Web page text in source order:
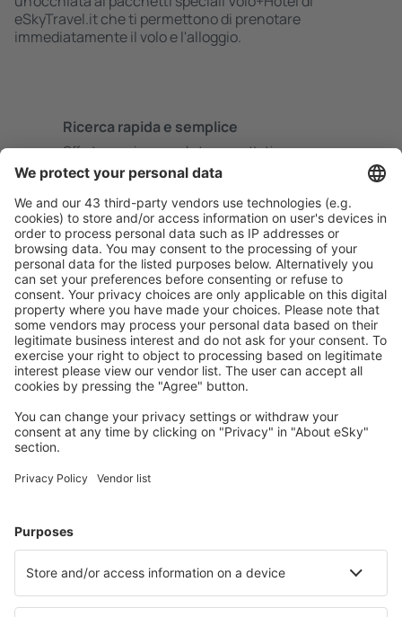
eSkyTravel.it che ti permettono di prenotare
immediatamente il volo e l'alloggio.
Ricerca rapida e semplice
Offerta su misura per le tue aspettative.
Pianifica in sicurezza
Prenotazione senza pensieri con possibilità di
cancellazione gratuita.
Risparmia di più
Prezzi attraenti e offerte speciali per gli utenti registrati.
L’alloggio che ti piace
Scegli tra oltre 1,3 milioni di strutture: hotel, lodge,
Gli hotel più ricercati dagli utenti eSky
Hotel in Patong Beach Hotel a Bo Phut